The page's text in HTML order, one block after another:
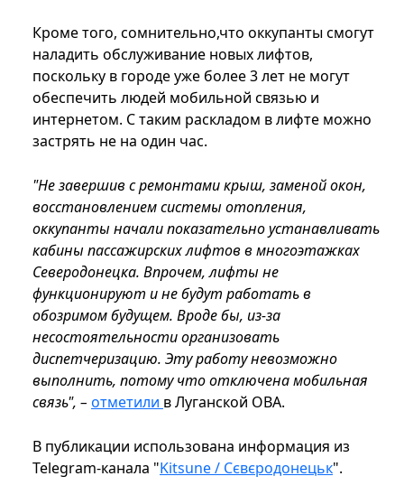
Кроме того, сомнительно,что оккупанты смогут
наладить обслуживание новых лифтов,
поскольку в городе уже более 3 лет не могут
обеспечить людей мобильной связью и
интернетом. С таким раскладом в лифте можно
застрять не на один час.
"Не завершив с ремонтами крыш, заменой окон,
восстановлением системы отопления,
оккупанты начали показательно устанавливать
кабины пассажирских лифтов в многоэтажках
Северодонецка. Впрочем, лифты не
функционируют и не будут работать в
обозримом будущем. Вроде бы, из-за
несостоятельности организовать
диспетчеризацию. Эту работу невозможно
выполнить, потому что отключена мобильная
связь", – отметили в Луганской ОВА.
В публикации использована информация из
Telegram-канала "Kitsune / Сєвєродонецьк".